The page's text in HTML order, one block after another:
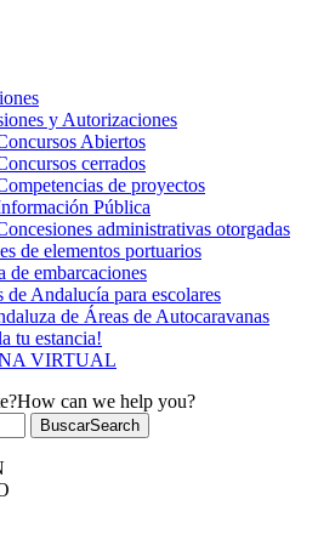
y Autorizaciones
Abiertos
cerrados
de proyectos
Pública
administrativas otorgadas
de elementos portuarios
de embarcaciones
de Andalucía para escolares
de Áreas de Autocaravanas
tu estancia!
VIRTUAL
How can we help you?
BuscarSearch